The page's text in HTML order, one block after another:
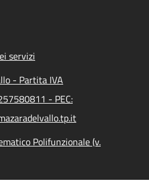
servizi
- Partita IVA
- PEC:
Polifunzionale (v.